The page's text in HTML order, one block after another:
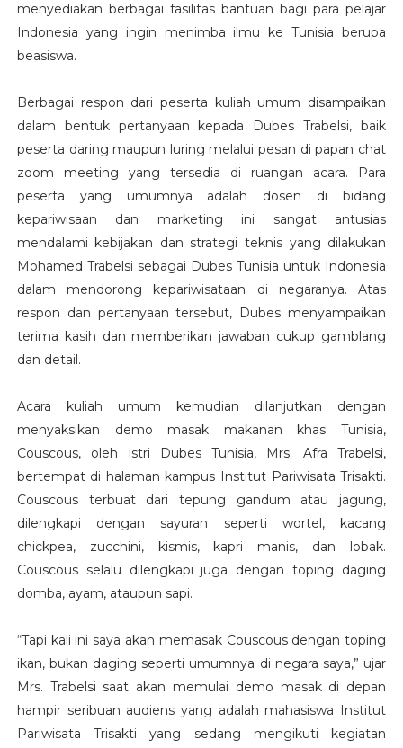
menyediakan berbagai fasilitas bantuan bagi para pelajar
Indonesia yang ingin menimba ilmu ke Tunisia berupa
beasiswa.
Berbagai respon dari peserta kuliah umum disampaikan
dalam bentuk pertanyaan kepada Dubes Trabelsi, baik
peserta daring maupun luring melalui pesan di papan chat
zoom meeting yang tersedia di ruangan acara. Para
peserta yang umumnya adalah dosen di bidang
kepariwisaan dan marketing ini sangat antusias
mendalami kebijakan dan strategi teknis yang dilakukan
Mohamed Trabelsi sebagai Dubes Tunisia untuk Indonesia
dalam mendorong kepariwisataan di negaranya. Atas
respon dan pertanyaan tersebut, Dubes menyampaikan
terima kasih dan memberikan jawaban cukup gamblang
dan detail.
Acara kuliah umum kemudian dilanjutkan dengan
menyaksikan demo masak makanan khas Tunisia,
Couscous, oleh istri Dubes Tunisia, Mrs. Afra Trabelsi,
bertempat di halaman kampus Institut Pariwisata Trisakti.
Couscous terbuat dari tepung gandum atau jagung,
dilengkapi dengan sayuran seperti wortel, kacang
chickpea, zucchini, kismis, kapri manis, dan lobak.
Couscous selalu dilengkapi juga dengan toping daging
domba, ayam, ataupun sapi.
“Tapi kali ini saya akan memasak Couscous dengan toping
ikan, bukan daging seperti umumnya di negara saya,” ujar
Mrs. Trabelsi saat akan memulai demo masak di depan
hampir seribuan audiens yang adalah mahasiswa Institut
Pariwisata Trisakti yang sedang mengikuti kegiatan